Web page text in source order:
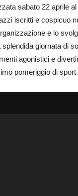
sabato 22 aprile
iscritti e cospicuo
e lo
giornata di
agonistici e
pomeriggio di sport.